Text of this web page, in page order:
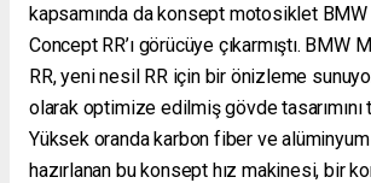
kapsamında da konsept motosiklet
Concept RR’ı görücüye çıkarmıştı. BMW
RR, yeni nesil RR için bir önizleme
olarak optimize edilmiş gövde tasarımını
Yüksek oranda karbon fiber ve alüminyum
hazırlanan bu konsept hız makinesi, bir